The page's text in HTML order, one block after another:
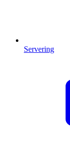
Servering